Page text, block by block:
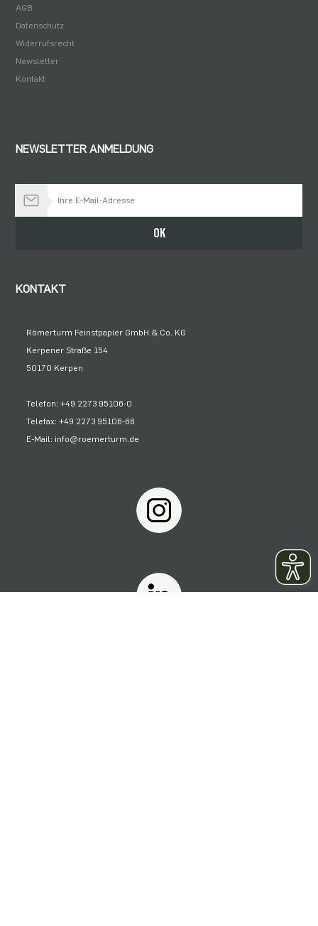
AGB
Datenschutz
Widerrufsrecht
Newsletter
Kontakt
NEWSLETTER ANMELDUNG
OK
KONTAKT
Römerturm Feinstpapier GmbH & Co. KG
Kerpener Straße 154
50170 Kerpen
Telefon: +49 2273 95106-0
Telefax: +49 2273 95106-66
E-Mail: info@roemerturm.de